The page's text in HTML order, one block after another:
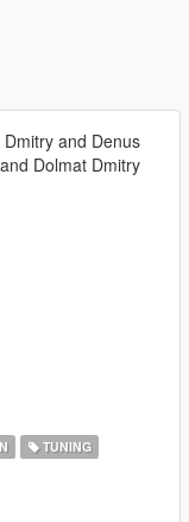
and Denus
Dolmat Dmitry
TUNING